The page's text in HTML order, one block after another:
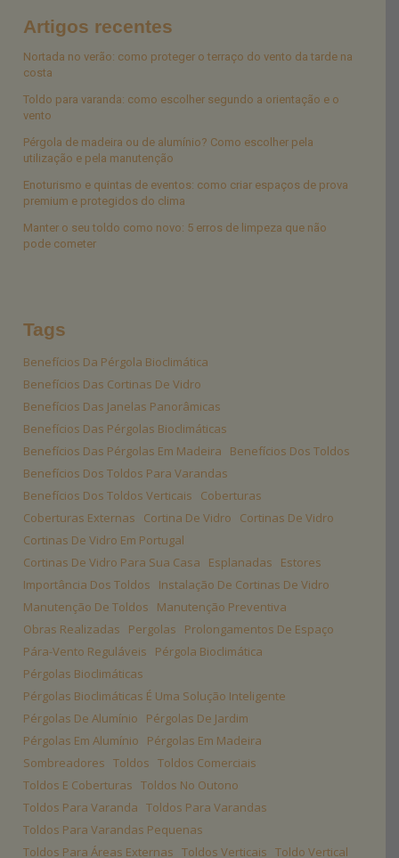
Artigos recentes
Nortada no verão: como proteger o terraço do vento da tarde na
costa
Toldo para varanda: como escolher segundo a orientação e o
vento
Pérgola de madeira ou de alumínio? Como escolher pela
utilização e pela manutenção
Enoturismo e quintas de eventos: como criar espaços de prova
premium e protegidos do clima
Manter o seu toldo como novo: 5 erros de limpeza que não
pode cometer
Tags
Benefícios Da Pérgola Bioclimática
Benefícios Das Cortinas De Vidro
Benefícios Das Janelas Panorâmicas
Benefícios Das Pérgolas Bioclimáticas
Benefícios Das Pérgolas Em Madeira
Benefícios Dos Toldos
Benefícios Dos Toldos Para Varandas
Benefícios Dos Toldos Verticais
Coberturas
Coberturas Externas
Cortina De Vidro
Cortinas De Vidro
Cortinas De Vidro Em Portugal
Cortinas De Vidro Para Sua Casa
Esplanadas
Estores
Importância Dos Toldos
Instalação De Cortinas De Vidro
Manutenção De Toldos
Manutenção Preventiva
Obras Realizadas
Pergolas
Prolongamentos De Espaço
Pára-Vento Reguláveis
Pérgola Bioclimática
Pérgolas Bioclimáticas
Pérgolas Bioclimáticas É Uma Solução Inteligente
Pérgolas De Alumínio
Pérgolas De Jardim
Pérgolas Em Alumínio
Pérgolas Em Madeira
Sombreadores Toldos Toldos Comerciais
Toldos E Coberturas Toldos No Outono
Toldos Para Varanda Toldos Para Varandas
Toldos Para Varandas Pequenas
Toldos Para Áreas Externas Toldos Verticais Toldo Vertical